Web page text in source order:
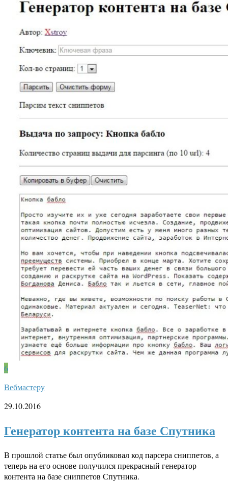
6
Вебмастеру
29.10.2016
Генератор контента на базе Спутника
В прошлой статье был опубликовал код парсера сниппетов, а
теперь на его основе получился прекрасный генератор
контента на базе сниппетов Спутника.